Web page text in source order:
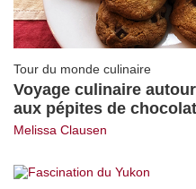
Tour du monde culinaire
Voyage culinaire
aux pépites de chocolat
Melissa Clausen